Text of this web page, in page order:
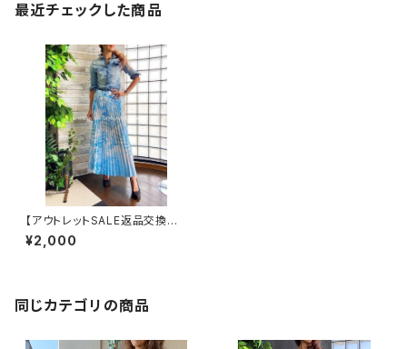
最近チェックした商品
【アウトレットSALE返品交換不
可8/20まで】イタリア製ロング・
プリーツスカート｜ Made in I
¥2,000
同じカテゴリの商品